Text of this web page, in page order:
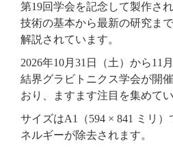
第19回学会を記念して製作さ
技術の基本から最新の研究ま
解説されています。
2026年10月31日（土）から11
結界グラビトニクス学会が開
おり、ますます注目を集めてい
サイズはA1（594 × 841 ミリ
ネルギーが除去されます。